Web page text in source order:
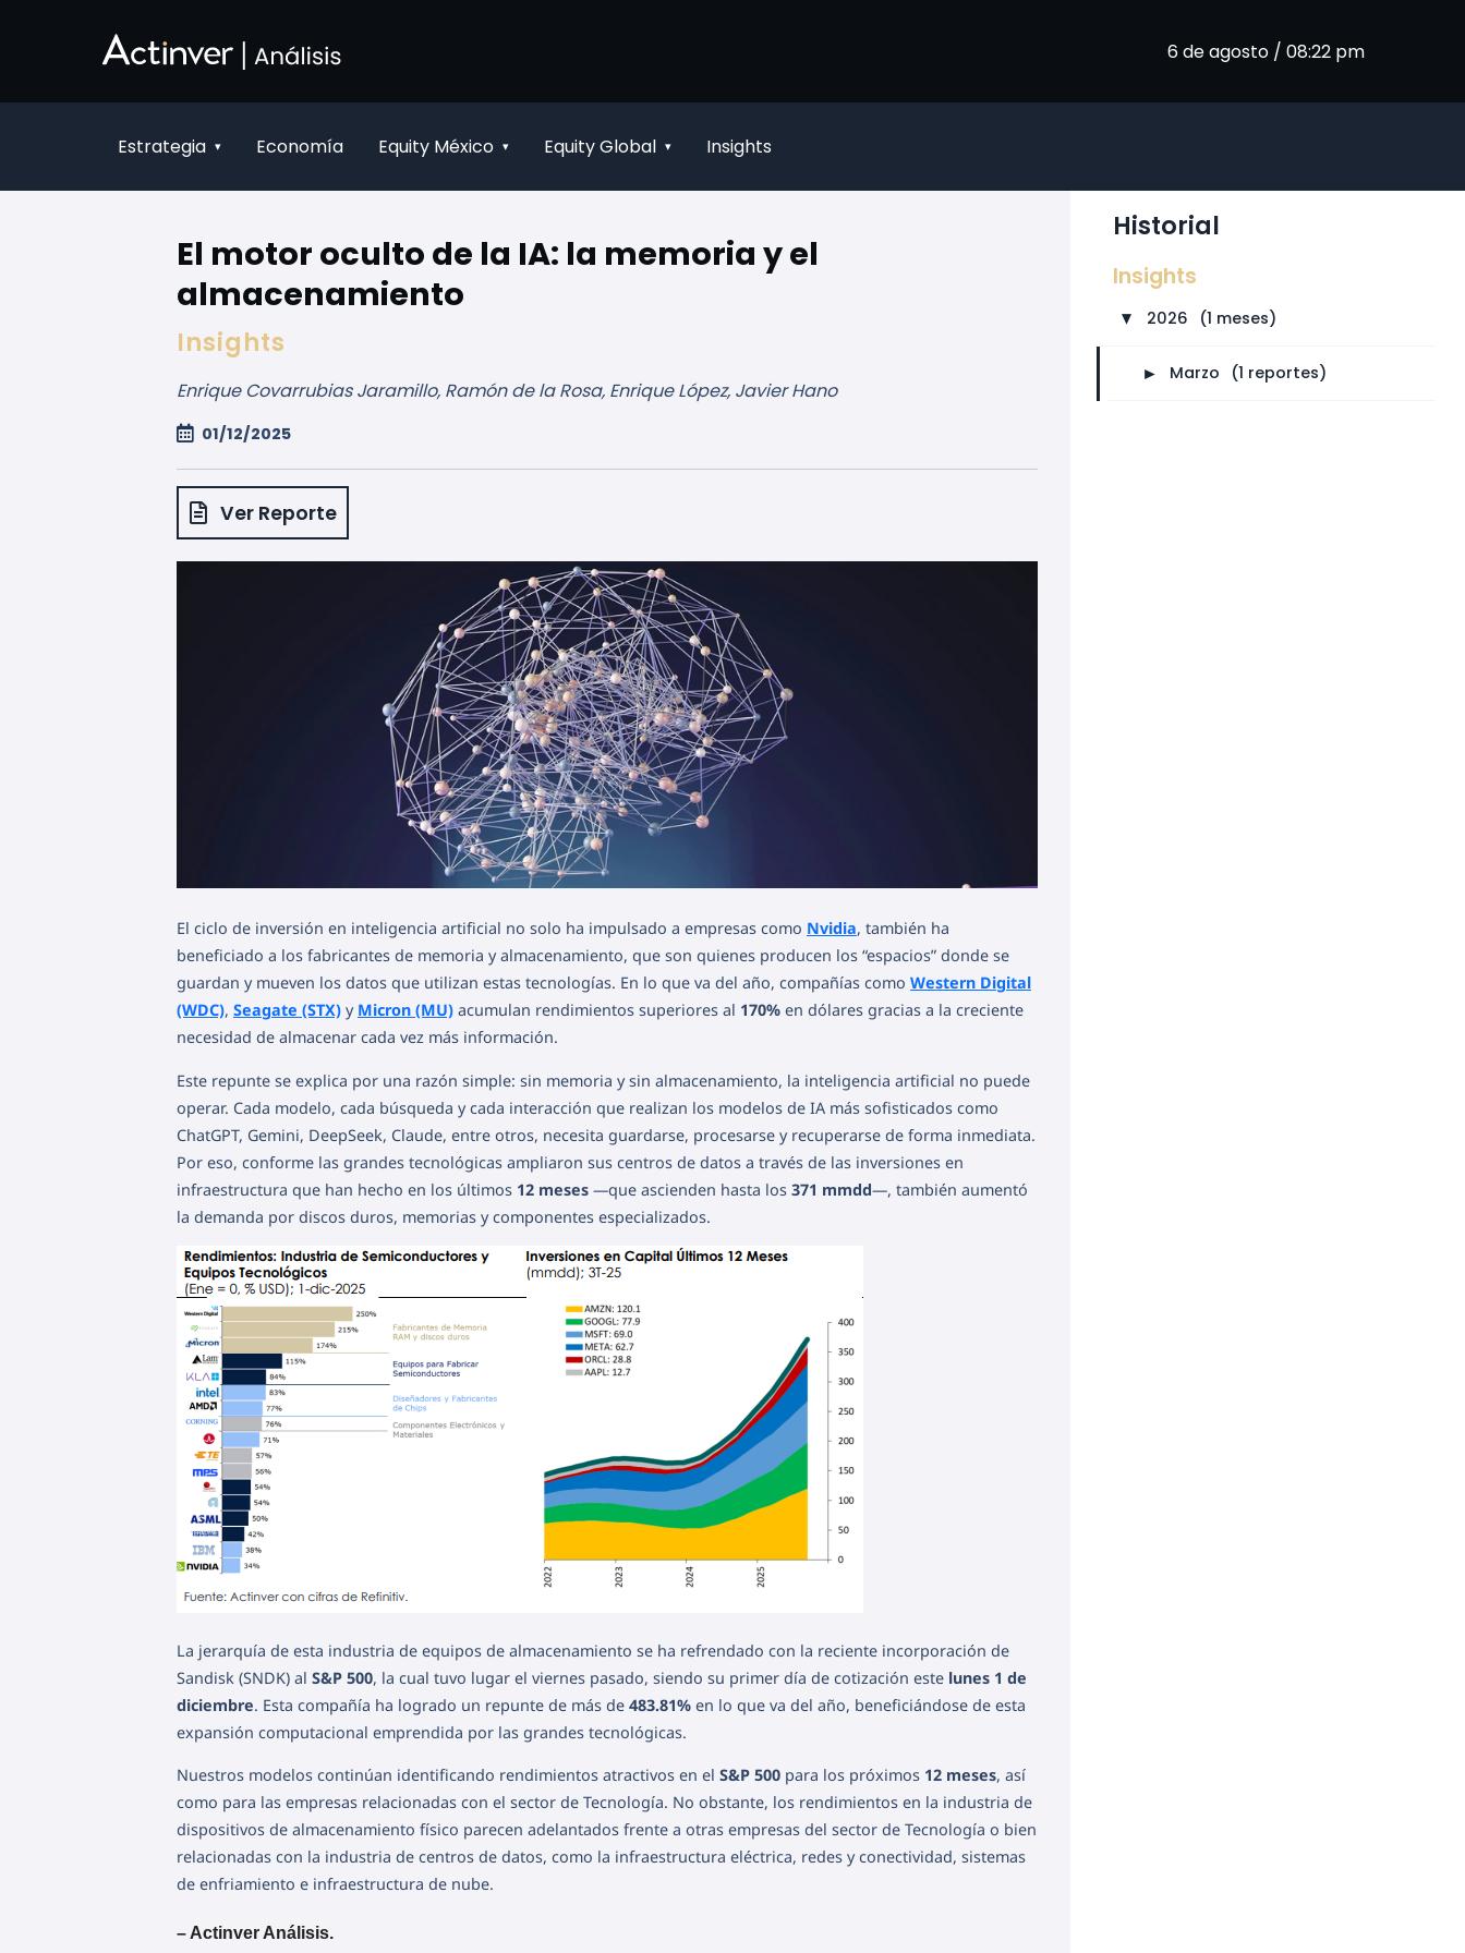
6 de agosto / 08:22 pm
Estrategia ▾ Economía Equity México ▾ Equity Global ▾ Insights
El motor oculto de la IA: la memoria y el
almacenamiento
Insights
Enrique Covarrubias Jaramillo, Ramón de la Rosa, Enrique López, Javier Hano
01/12/2025
Ver Reporte
El ciclo de inversión en inteligencia artificial no solo ha impulsado a empresas como Nvidia, también ha
beneficiado a los fabricantes de memoria y almacenamiento, que son quienes producen los “espacios” donde se
guardan y mueven los datos que utilizan estas tecnologías. En lo que va del año, compañías como Western Digital
(WDC), Seagate (STX) y Micron (MU) acumulan rendimientos superiores al 170% en dólares gracias a la creciente
necesidad de almacenar cada vez más información.
Este repunte se explica por una razón simple: sin memoria y sin almacenamiento, la inteligencia artificial no puede
operar. Cada modelo, cada búsqueda y cada interacción que realizan los modelos de IA más sofisticados como
ChatGPT, Gemini, DeepSeek, Claude, entre otros, necesita guardarse, procesarse y recuperarse de forma inmediata.
Por eso, conforme las grandes tecnológicas ampliaron sus centros de datos a través de las inversiones en
infraestructura que han hecho en los últimos 12 meses —que ascienden hasta los 371 mmdd—, también aumentó
la demanda por discos duros, memorias y componentes especializados.
La jerarquía de esta industria de equipos de almacenamiento se ha refrendado con la reciente incorporación de
Sandisk (SNDK) al S&P 500, la cual tuvo lugar el viernes pasado, siendo su primer día de cotización este lunes 1 de
diciembre. Esta compañía ha logrado un repunte de más de 483.81% en lo que va del año, beneficiándose de esta
expansión computacional emprendida por las grandes tecnológicas.
Nuestros modelos continúan identificando rendimientos atractivos en el S&P 500 para los próximos 12 meses, así
como para las empresas relacionadas con el sector de Tecnología. No obstante, los rendimientos en la industria de
dispositivos de almacenamiento físico parecen adelantados frente a otras empresas del sector de Tecnología o bien
relacionadas con la industria de centros de datos, como la infraestructura eléctrica, redes y conectividad, sistemas
de enfriamiento e infraestructura de nube.
– Actinver Análisis.
Historial
Insights
► 2026 (1 meses)
► Marzo (1 reportes)